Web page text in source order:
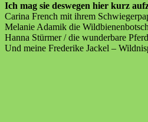
Ich mag sie deswegen hier kurz
Carina French mit ihrem
Melanie Adamik die
Hanna Stürmer / die wunderbare
Und meine Frederike Jackel –